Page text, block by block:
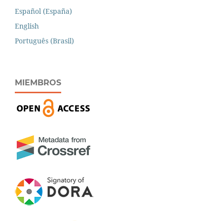
Español (España)
English
Português (Brasil)
MIEMBROS